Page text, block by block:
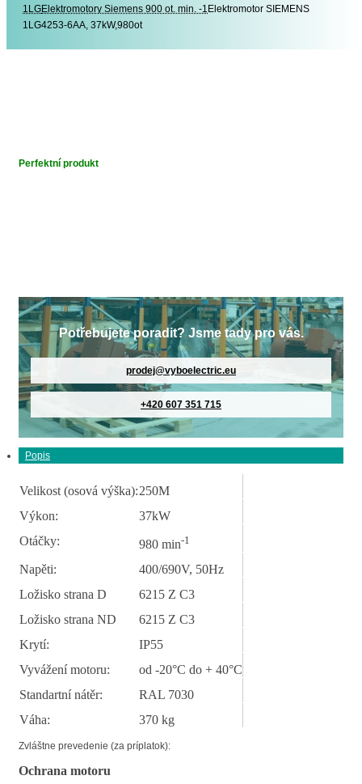
1LGElektromotory Siemens 900 ot. min. -1 Elektromotor SIEMENS
1LG4253-6AA, 37kW,980ot
Perfektní produkt
Potřebujete poradit? Jsme tady pro vás.
prodej@vyboelectric.eu
+420 607 351 715
Popis
Velikost (osová výška):250M
Výkon:
37kW
Otáčky:
980 min-1
Napěti:
400/690V, 50Hz
Ložisko strana D
6215 Z C3
Ložisko strana ND
6215 Z C3
Krytí:
IP55
Vyvážení motoru:
od -20°C do + 40°C
Standartní nátěr:
RAL 7030
Váha:
370 kg
Zvláštne prevedenie (za príplatok):
Ochrana motoru